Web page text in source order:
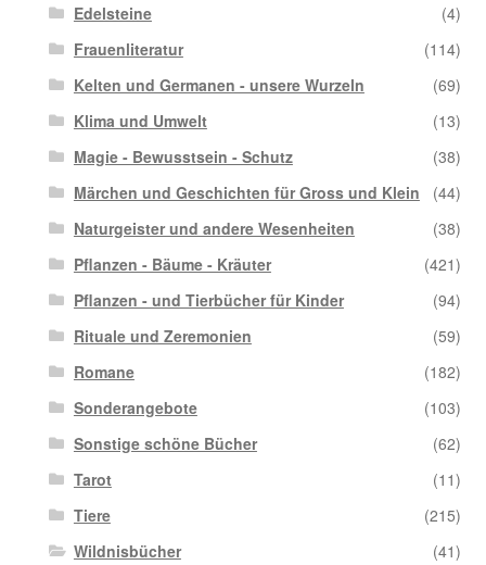
Edelsteine
(4)
Frauenliteratur
(114)
Kelten und Germanen - unsere Wurzeln
(69)
Klima und Umwelt
(13)
Magie - Bewusstsein - Schutz
(38)
Märchen und Geschichten für Gross und Klein
(44)
Naturgeister und andere Wesenheiten
(38)
Pflanzen - Bäume - Kräuter
(421)
Pflanzen - und Tierbücher für Kinder
(94)
Rituale und Zeremonien
(59)
Romane
(182)
Sonderangebote
(103)
Sonstige schöne Bücher
(62)
Tarot
(11)
Tiere
(215)
Wildnisbücher
(41)